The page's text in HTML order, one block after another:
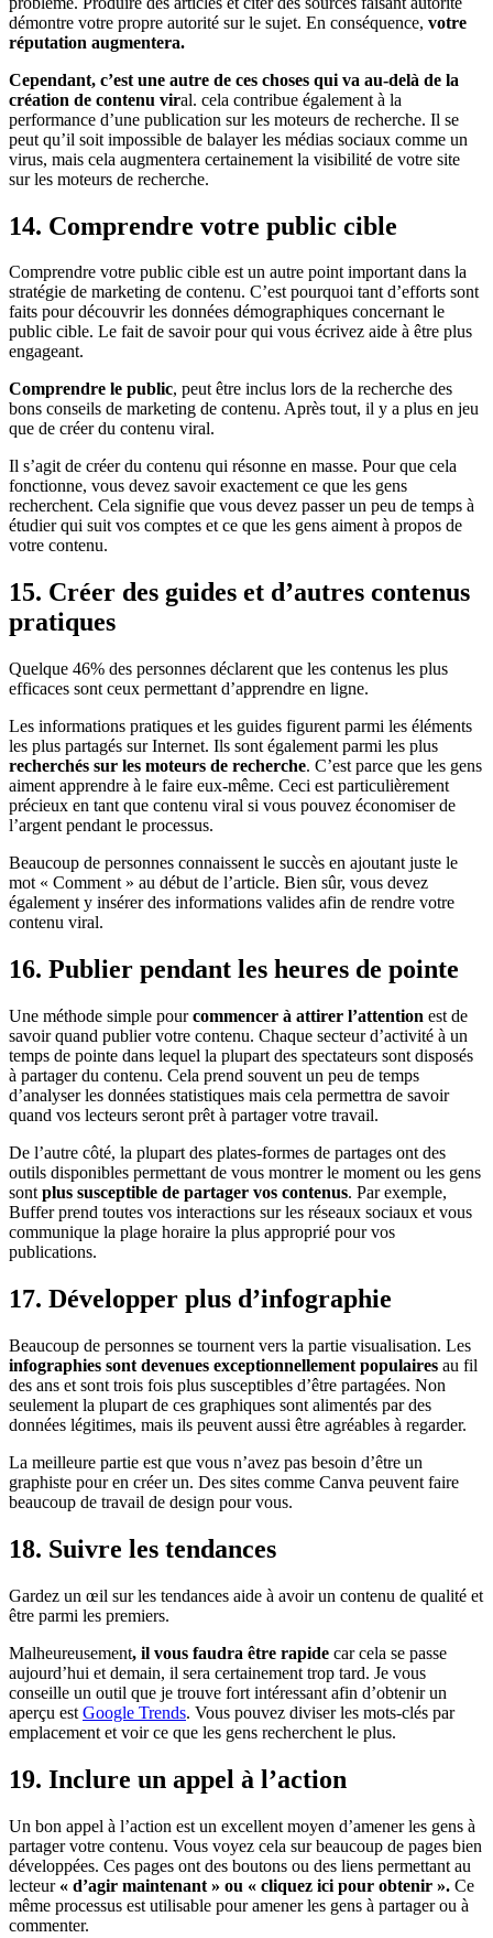
démontre votre propre autorité sur le sujet. En conséquence, votre
réputation augmentera.
Cependant, c’est une autre de ces choses qui va au-delà de la
création de contenu viral. cela contribue également à la
performance d’une publication sur les moteurs de recherche. Il se
peut qu’il soit impossible de balayer les médias sociaux comme un
virus, mais cela augmentera certainement la visibilité de votre site
sur les moteurs de recherche.
14. Comprendre votre public cible
Comprendre votre public cible est un autre point important dans la
stratégie de marketing de contenu. C’est pourquoi tant d’efforts sont
faits pour découvrir les données démographiques concernant le
public cible. Le fait de savoir pour qui vous écrivez aide à être plus
engageant.
Comprendre le public, peut être inclus lors de la recherche des
bons conseils de marketing de contenu. Après tout, il y a plus en jeu
que de créer du contenu viral.
Il s’agit de créer du contenu qui résonne en masse. Pour que cela
fonctionne, vous devez savoir exactement ce que les gens
recherchent. Cela signifie que vous devez passer un peu de temps à
étudier qui suit vos comptes et ce que les gens aiment à propos de
votre contenu.
15. Créer des guides et d’autres contenus
pratiques
Quelque 46% des personnes déclarent que les contenus les plus
efficaces sont ceux permettant d’apprendre en ligne.
Les informations pratiques et les guides figurent parmi les éléments
les plus partagés sur Internet. Ils sont également parmi les plus
recherchés sur les moteurs de recherche. C’est parce que les gens
aiment apprendre à le faire eux-même. Ceci est particulièrement
précieux en tant que contenu viral si vous pouvez économiser de
l’argent pendant le processus.
Beaucoup de personnes connaissent le succès en ajoutant juste le
mot « Comment » au début de l’article. Bien sûr, vous devez
également y insérer des informations valides afin de rendre votre
contenu viral.
16. Publier pendant les heures de pointe
Une méthode simple pourcommencer à attirer l’attention est de
savoir quand publier votre contenu. Chaque secteur d’activité à un
temps de pointe dans lequel la plupart des spectateurs sont disposés
à partager du contenu. Cela prend souvent un peu de temps
d’analyser les données statistiques mais cela permettra de savoir
quand vos lecteurs seront prêt à partager votre travail.
De l’autre côté, la plupart des plates-formes de partages ont des
outils disponibles permettant de vous montrer le moment ou les gens
sont plus susceptible de partager vos contenus. Par exemple,
Buffer prend toutes vos interactions sur les réseaux sociaux et vous
communique la plage horaire la plus approprié pour vos
publications.
17. Développer plus d’infographie
Beaucoup de personnes se tournent vers la partie visualisation. Les
infographies sont devenues exceptionnellement populaires au fil
des ans et sont trois fois plus susceptibles d’être partagées. Non
seulement la plupart de ces graphiques sont alimentés par des
données légitimes, mais ils peuvent aussi être agréables à regarder.
La meilleure partie est que vous n’avez pas besoin d’être un
graphiste pour en créer un. Des sites comme Canva peuvent faire
beaucoup de travail de design pour vous.
18. Suivre les tendances
Gardez un œil sur les tendances aide à avoir un contenu de qualité et
être parmi les premiers.
Malheureusement, il vous faudra être rapide car cela se passe
aujourd’hui et demain, il sera certainement trop tard. Je vous
conseille un outil que je trouve fort intéressant afin d’obtenir un
aperçu est Google Trends. Vous pouvez diviser les mots-clés par
emplacement et voir ce que les gens recherchent le plus.
19. Inclure un appel à l’action
Un bon appel à l’action est un excellent moyen d’amener les gens à
partager votre contenu. Vous voyez cela sur beaucoup de pages bien
développées. Ces pages ont des boutons ou des liens permettant au
lecteur« d’agir maintenant » ou « cliquez ici pour obtenir ». Ce
même processus est utilisable pour amener les gens à partager ou à
commenter.